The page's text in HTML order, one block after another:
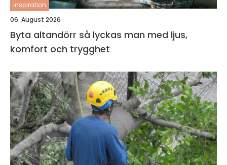
inspiration
06. August 2026
Byta altandörr så lyckas man med ljus,
komfort och trygghet